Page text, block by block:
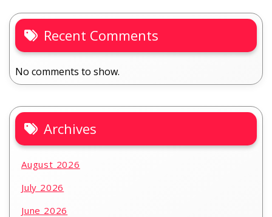
Recent Comments
No comments to show.
Archives
August 2026
July 2026
June 2026